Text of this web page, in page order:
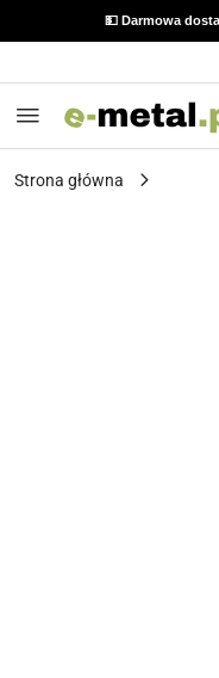
💵 Darmowa
Strona główna